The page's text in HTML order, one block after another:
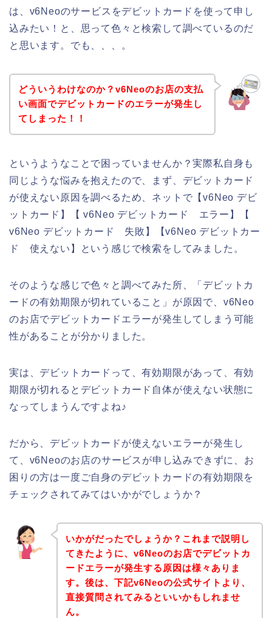
は、v6Neoのサービスをデビットカードを使って申し
込みたい！と、思って色々と検索して調べているのだ
と思います。でも、、、。
どういうわけなのか？v6Neoのお店の支払
い画面でデビットカードのエラーが発生し
てしまった！！
というようなことで困っていませんか？実際私自身も
同じような悩みを抱えたので、まず、デビットカード
が使えない原因を調べるため、ネットで【v6Neo デビ
ットカード】【 v6Neo デビットカード エラー】【
v6Neo デビットカード 失敗】【v6Neo デビットカー
ド 使えない】という感じで検索をしてみました。
そのような感じで色々と調べてみた所、「デビットカ
ードの有効期限が切れていること」が原因で、v6Neo
のお店でデビットカードエラーが発生してしまう可能
性があることが分かりました。
実は、デビットカードって、有効期限があって、有効
期限が切れるとデビットカード自体が使えない状態に
なってしまうんですよね♪
だから、デビットカードが使えないエラーが発生し
て、v6Neoのお店のサービスが申し込みできずに、お
困りの方は一度ご自身のデビットカードの有効期限を
チェックされてみてはいかがでしょうか？
いかがだったでしょうか？これまで説明し
てきたように、v6Neoのお店でデビットカ
ードエラーが発生する原因は様々ありま
す。後は、下記v6Neoの公式サイトより、
直接質問されてみるといいかもしれませ
ん。